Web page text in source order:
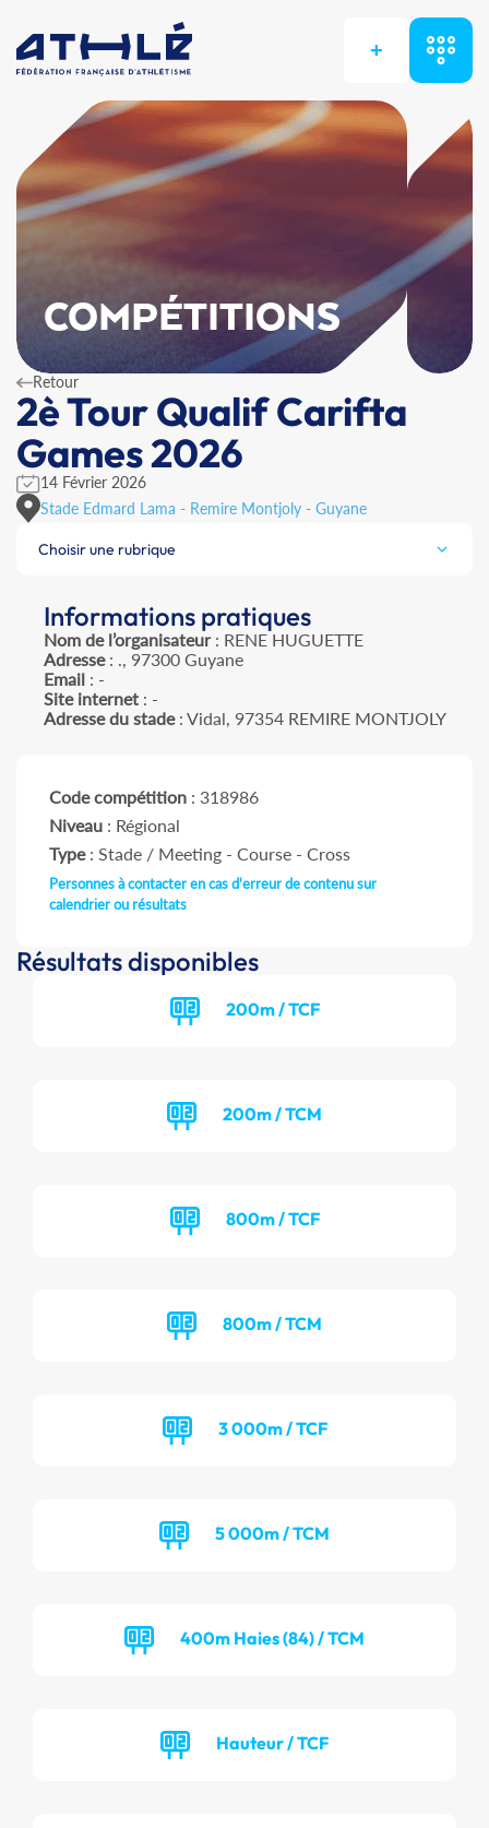
+
COMPÉTITIONS
Retour
2è Tour Qualif Carifta
Games 2026
14 Février 2026
Stade Edmard Lama - Remire Montjoly - Guyane
Choisir une rubrique
Informations pratiques
Nom de l’organisateur: RENE HUGUETTE
Adresse: ., 97300 Guyane
Email: -
Site internet: -
Adresse du stade: Vidal, 97354 REMIRE MONTJOLY
Code compétition : 318986
Niveau : Régional
Type: Stade / Meeting - Course - Cross
Personnes à contacter en cas d'erreur de contenu sur
calendrier ou résultats
Résultats disponibles
200m / TCF
200m / TCM
800m / TCF
800m / TCM
3 000m / TCF
5 000m / TCM
400m Haies (84) / TCM
Hauteur / TCF